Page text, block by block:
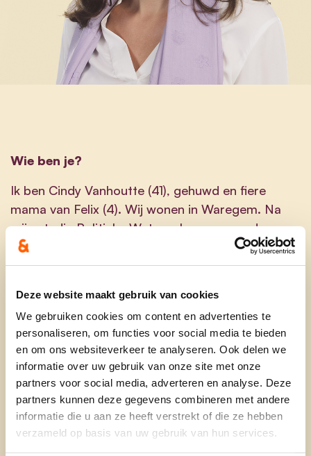
Deze website maakt gebruik van cookies
We gebruiken cookies om content en advertenties te
personaliseren, om functies voor social media te bieden
en om ons websiteverkeer te analyseren. Ook delen we
informatie over uw gebruik van onze site met onze
partners voor social media, adverteren en analyse. Deze
partners kunnen deze gegevens combineren met andere
informatie die u aan ze heeft verstrekt of die ze hebben
verzameld op basis van uw gebruik van hun services.
Wie ben je?
Ik ben Cindy Vanhoutte (41), gehuwd en fiere
mama van Felix (4). Wij wonen in Waregem. Na
mijn studie Politieke Wetenschappen aan de
universiteit, kon ik in HOGENT aan de slag waar ik
nu 12 jaar met veel passie als
naasten is essentieel maar ik zou mezelf niet
kunnen zijn zonder mijn engagementen. We
kunnen niet alles oplossen maar iedereen kan iets
doen. Ik ben dus gewoon Cindy. En met ‘gewoon’
bedoel ik: doorzetter, positief, spontaan en
oprecht. Ik probeer bereikbaar te zijn en te
luisteren. Dit in combinatie met mijn gedrevenheid
en passie, maakt dat je dingen kunt doen
bewegen, dat je ergens het verschil kan maken en